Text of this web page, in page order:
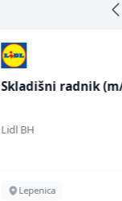
Skladišni radnik
Lidl BH
Lepenica